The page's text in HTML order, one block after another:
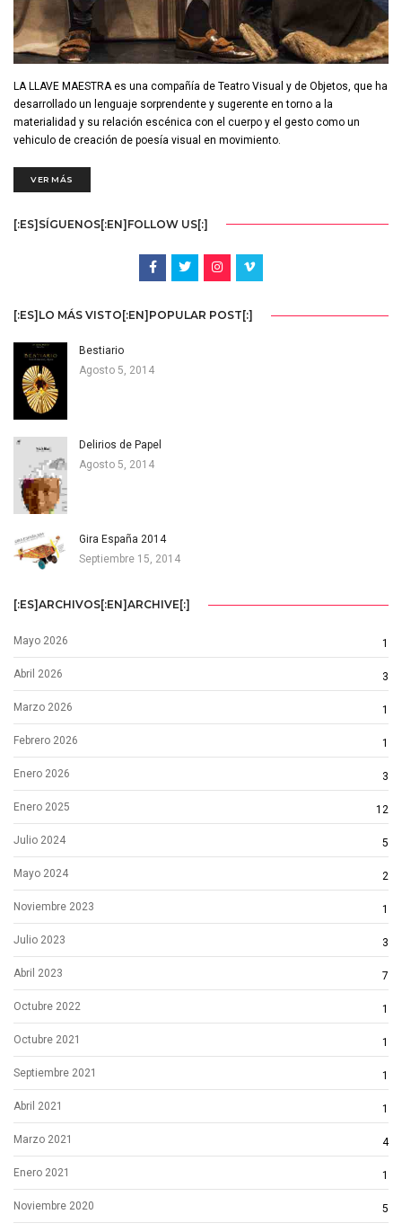
LA LLAVE MAESTRA es una compañía de Teatro Visual y de Objetos, que ha
desarrollado un lenguaje sorprendente y sugerente en torno a la
materialidad y su relación escénica con el cuerpo y el gesto como un
vehiculo de creación de poesía visual en movimiento.
VER MÁS
[:ES]SÍGUENOS[:EN]FOLLOW US[:]
[:ES]LO MÁS VISTO[:EN]POPULAR POST[:]
Bestiario
Agosto 5, 2014
Delirios de Papel
Agosto 5, 2014
Gira España 2014
Septiembre 15, 2014
[:ES]ARCHIVOS[:EN]ARCHIVE[:]
Mayo 2026 1
Abril 2026 3
Marzo 2026 1
Febrero 2026 1
Enero 2026 3
Enero 2025 12
Julio 2024 5
Mayo 2024 2
Noviembre 2023 1
Julio 2023 3
Abril 2023 7
Octubre 2022 1
Octubre 2021 1
Septiembre 2021 1
Abril 2021 1
Marzo 2021 4
Enero 2021 1
Noviembre 2020 5